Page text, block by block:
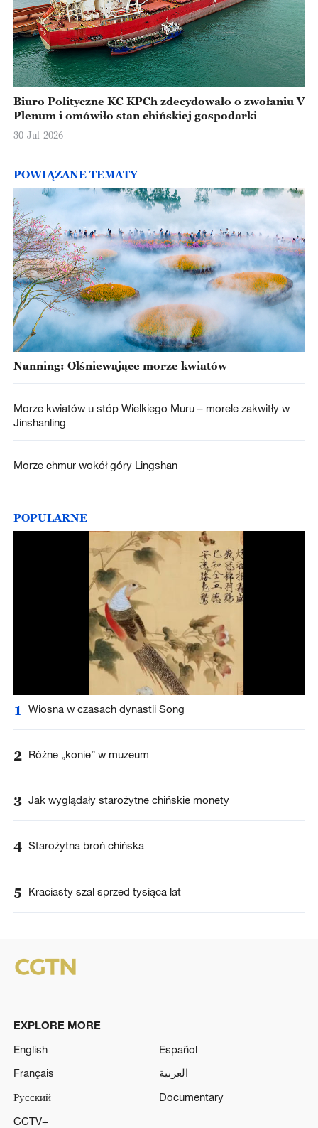
Biuro Polityczne KC KPCh zdecydowało o zwołaniu V
Plenum i omówiło stan chińskiej gospodarki
30-Jul-2026
POWIĄZANE TEMATY
Nanning: Olśniewające morze kwiatów
Morze kwiatów u stóp Wielkiego Muru – morele zakwitły w
Jinshanling
Morze chmur wokół góry Lingshan
POPULARNE
1 Wiosna w czasach dynastii Song
2 Różne „konie” w muzeum
3 Jak wyglądały starożytne chińskie monety
4 Starożytna broń chińska
5 Kraciasty szal sprzed tysiąca lat
EXPLORE MORE
English
Español
Français
العربية
Русский
Documentary
CCTV+